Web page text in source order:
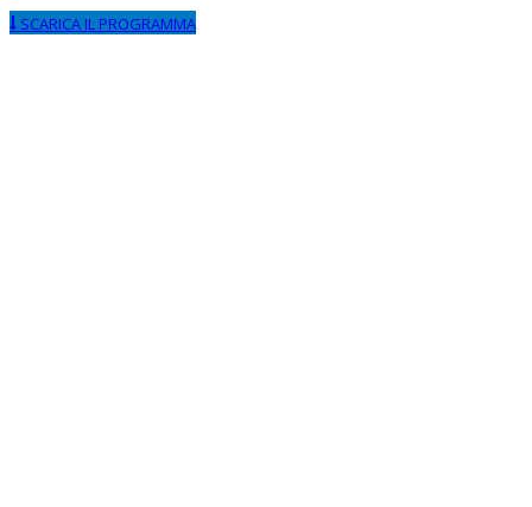
SCARICA IL PROGRAMMA